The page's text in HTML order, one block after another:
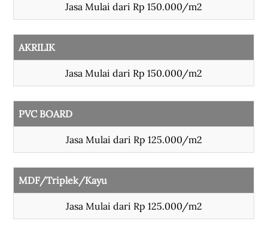
Jasa Mulai dari Rp 150.000/m2
AKRILIK
Jasa Mulai dari Rp 150.000/m2
PVC BOARD
Jasa Mulai dari Rp 125.000/m2
MDF/Triplek/Kayu
Jasa Mulai dari Rp 125.000/m2